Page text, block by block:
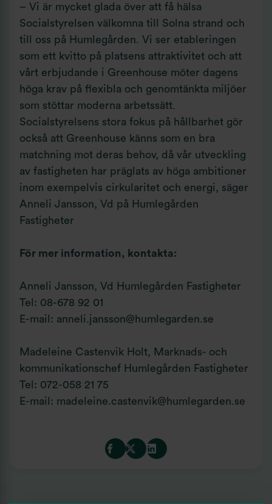
– Vi är mycket glada över att få hälsa
Socialstyrelsen välkomna till Solna strand och
till oss på Humlegården. Vi ser etableringen
som ett kvitto på platsens attraktivitet och att
vårt erbjudande i Greenhouse möter dagens
höga krav på flexibla och genomtänkta miljöer
som stöttar moderna arbetssätt.
Socialstyrelsens stora fokus på hållbarhet gör
också att Greenhouse känns som en bra
matchning mot deras behov, då vår utveckling
av fastigheten har präglats av höga ambitioner
inom exempelvis cirkularitet och energi, säger
Anneli Jansson, Vd på Humlegården
Fastigheter
För mer information, kontakta:
Anneli Jansson, Vd Humlegården Fastigheter
Tel: 08-678 92 01
E-mail: anneli.jansson@humlegarden.se
Madeleine Castenvik Holt, Marknads- och
kommunikationschef Humlegården Fastigheter
Tel: 072-058 21 75
E-mail: madeleine.castenvik@humlegarden.se